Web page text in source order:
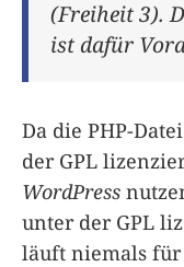
(Freiheit 3).
ist dafür
Da die PHP-
der GPL
WordPress
unter der GPL
läuft niemals